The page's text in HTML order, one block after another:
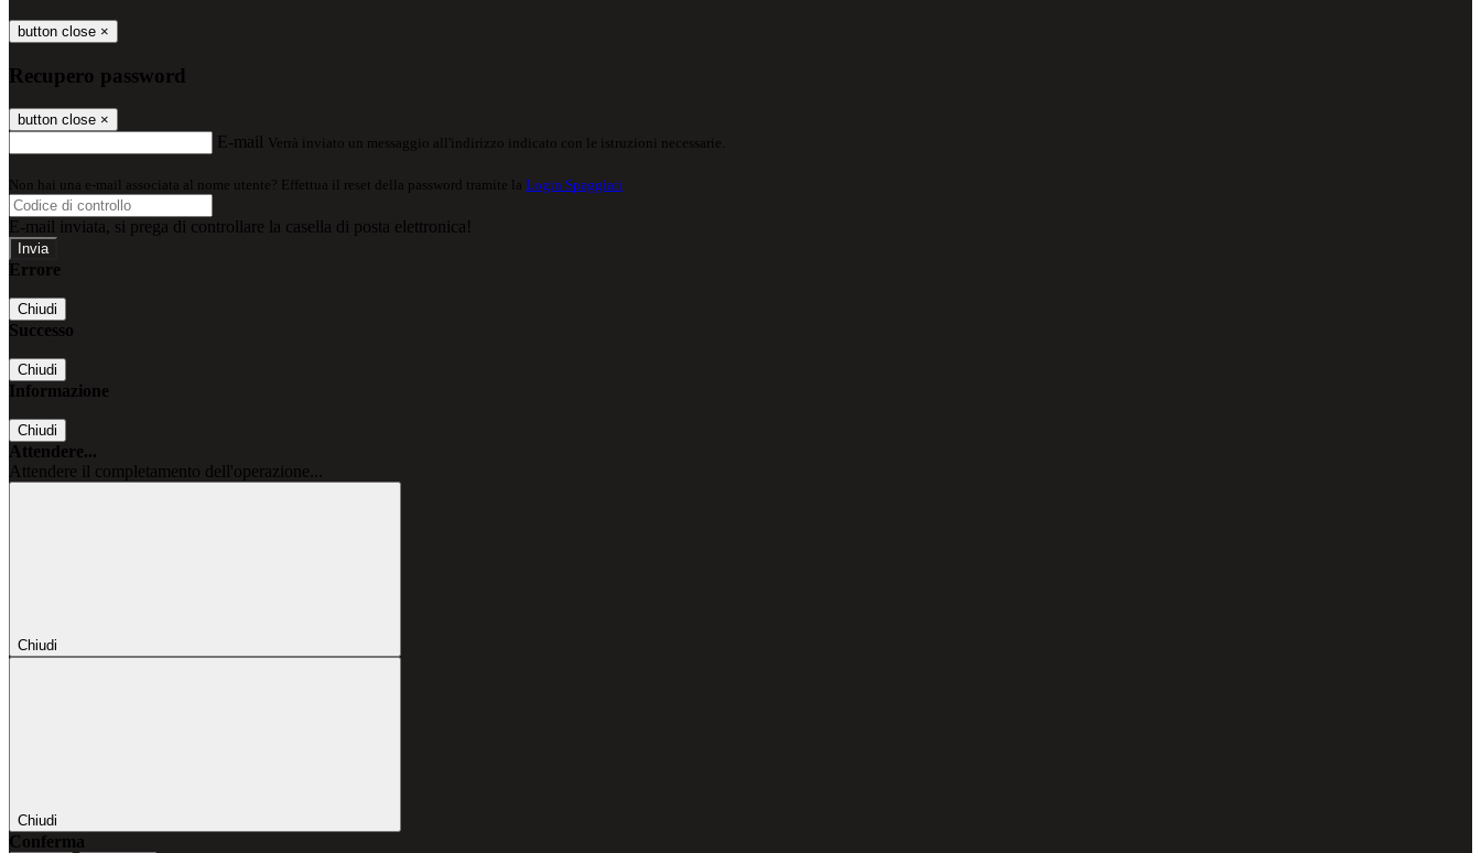
button close ×
Recupero password
button close ×
E-mail Verrà inviato un messaggio all'indirizzo indicato con le istruzioni necessarie.
Non hai una e-mail associata al nome utente? Effettua il reset della password tramite la Login Spaggiari
E-mail inviata, si prega di controllare la casella di posta elettronica!
Errore
Chiudi
Successo
Chiudi
Informazione
Chiudi
Attendere...
Attendere il completamento dell'operazione...
Chiudi
Chiudi
Conferma